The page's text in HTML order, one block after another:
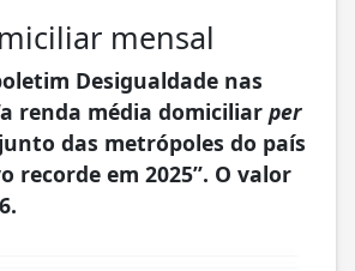
mensal
Desigualdade nas
renda média domiciliar per
das metrópoles do país
recorde em 2025”. O valor